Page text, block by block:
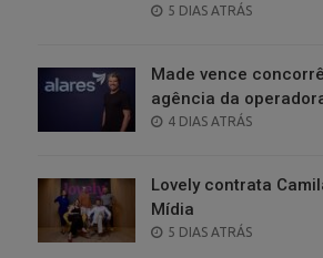
POSTED
5 DIAS ATRÁS
Made vence
agência da
POSTED
4 DIAS ATRÁS
Lovely contrata
Mídia
POSTED
5 DIAS ATRÁS